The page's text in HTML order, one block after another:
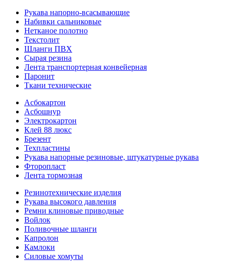
Рукава напорно-всасывающие
Набивки сальниковые
Нетканое полотно
Текстолит
Шланги ПВХ
Сырая резина
Лента транспортерная конвейерная
Паронит
Ткани технические
Асбокартон
Асбошнур
Электрокартон
Клей 88 люкс
Брезент
Техпластины
Рукава напорные резиновые, штукатурные рукава
Фторопласт
Лента тормозная
Резинотехнические изделия
Рукава высокого давления
Ремни клиновые приводные
Войлок
Поливочные шланги
Капролон
Камлоки
Силовые хомуты